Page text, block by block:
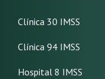
Clínica 30 IMSS
Clínica 94 IMSS
Hospital 8 IMSS